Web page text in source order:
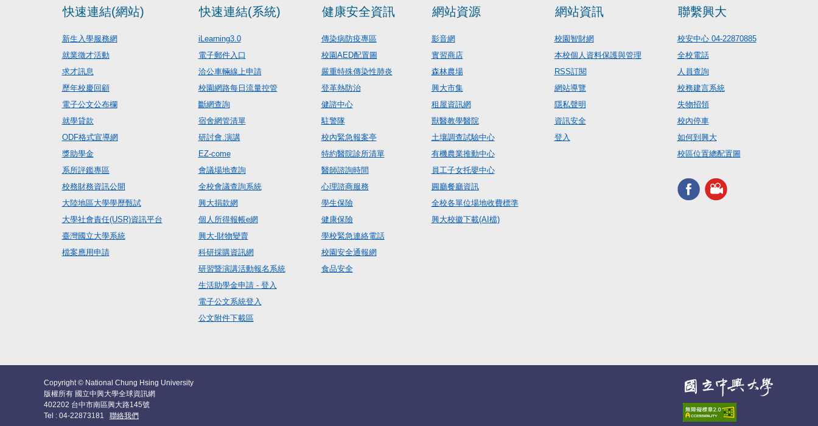
快速連結(網站)
新生入學服務網
就業徵才活動
求才訊息
歷年校慶回顧
電子公文公布欄
就學貸款
ODF格式宣導網
獎助學金
系所評鑑專區
校務財務資訊公開
大陸地區大學學歷甄試
大學社會責任(USR)資訊平台
臺灣國立大學系統
檔案應用申請
快速連結(系統)
iLearning3.0
電子郵件入口
洽公車輛線上申請
校園網路每日流量控管
斷網查詢
宿舍網管清單
研討會.演講
EZ-come
會議場地查詢
全校會議查詢系統
興大捐款網
個人所得報帳e網
興大-財物變賣
科研採購資訊網
研習暨演講活動報名系統
生活助學金申請 - 登入
電子公文系統登入
公文附件下載區
健康安全資訊
傳染病防疫專區
校園AED配置圖
嚴重特殊傳染性肺炎
登革熱防治
健諮中心
駐警隊
校內緊急報案亭
特約醫院診所清單
醫師諮詢時間
心理諮商服務
學生保險
健康保險
學校緊急連絡電話
校園安全通報網
食品安全
網站資源
影音網
實習商店
森林農場
興大市集
租屋資訊網
獸醫教學醫院
土壤調查試驗中心
有機農業推動中心
員工子女托嬰中心
圓廳餐廳資訊
全校各單位場地收費標準
興大校徽下載(AI檔)
網站資訊
校園智財網
本校個人資料保護與管理
RSS訂閱
網站導覽
隱私聲明
資訊安全
登入
聯繫興大
校安中心 04-22870885
全校電話
人員查詢
校務建言系統
失物招領
校內停車
如何到興大
校區位置總配置圖
Copyright © National Chung Hsing University
版權所有 國立中興大學全球資訊網
402202 台中市南區興大路145號
Tel : 04-22873181 聯絡我們